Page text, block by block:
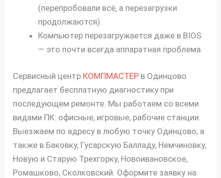
(перепробовали всё, а перезагрузки
продолжаются).
Компьютер перезагружается даже в BIOS
— это почти всегда аппаратная проблема.
Сервисный центр КОМПМАСТЕР в Одинцово
предлагает бесплатную диагностику при
последующем ремонте. Мы работаем со всеми
видами ПК: офисные, игровые, рабочие станции.
Выезжаем по адресу в любую точку Одинцово, а
также в Баковку, Гусарскую Балладу, Немчиновку,
Новую и Старую Трехгорку, Новоивановское,
Ромашково, Сколковский. Оформите заявку на